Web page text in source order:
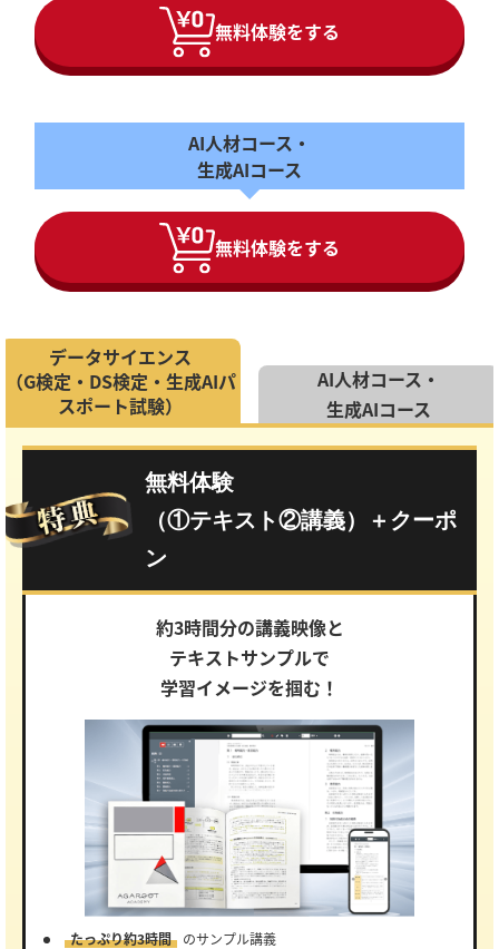
無料体験をする
AI人材コース・
生成AIコース
無料体験をする
データサイエンス
（G検定・DS検定・生成AIパ
スポート試験）
AI人材コース・
生成AIコース
無料体験
（①テキスト②講義）＋クーポ
ン
約3時間分の講義映像と
テキストサンプルで
学習イメージを掴む！
たっぷり約3時間
のサンプル講義